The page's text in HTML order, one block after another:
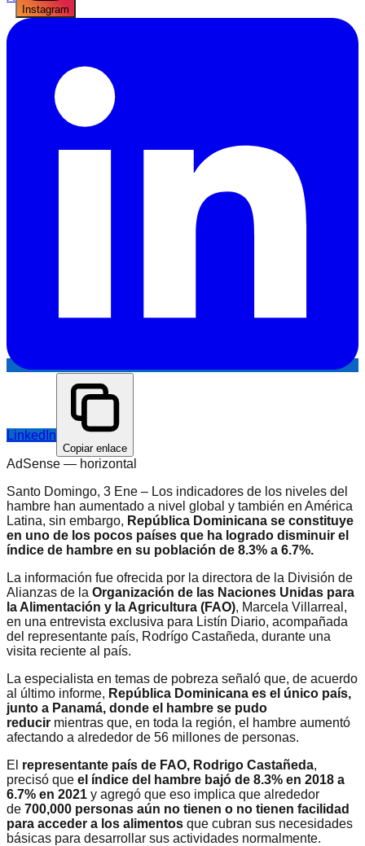
Instagram
LinkedIn
Copiar enlace
AdSense — horizontal
Santo Domingo, 3 Ene – Los indicadores de los niveles del
hambre han aumentado a nivel global y también en América
Latina, sin embargo, República Dominicana se constituye
en uno de los pocos países que ha logrado disminuir el
índice de hambre en su población de 8.3% a 6.7%.
La información fue ofrecida por la directora de la División de
Alianzas de la Organización de las Naciones Unidas para
la Alimentación y la Agricultura (FAO), Marcela Villarreal,
en una entrevista exclusiva para Listín Diario, acompañada
del representante país, Rodrígo Castañeda, durante una
visita reciente al país.
La especialista en temas de pobreza señaló que, de acuerdo
al último informe, República Dominicana es el único país,
junto a Panamá, donde el hambre se pudo
reducir mientras que, en toda la región, el hambre aumentó
afectando a alrededor de 56 millones de personas.
El representante país de FAO, Rodrigo Castañeda,
precisó que el índice del hambre bajó de 8.3% en 2018 a
6.7% en 2021 y agregó que eso implica que alrededor
de 700,000 personas aún no tienen o no tienen facilidad
para acceder a los alimentos que cubran sus necesidades
básicas para desarrollar sus actividades normalmente.